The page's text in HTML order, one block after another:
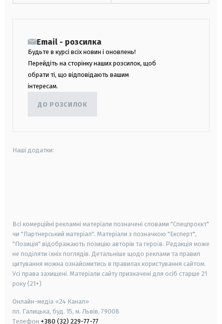
Email - розсилка
Будьте в курсі всіх новин і оновлень!
Перейдіть на сторінку наших розсилок, щоб
обрати ті, що відповідають вашим
інтересам.
ДО РОЗСИЛОК
Наші додатки:
Всі комерційні рекламні матеріали позначені словами "Спецпроєкт"
чи "Партнерський матеріал". Матеріали з позначкою "Експерт",
"Позиція" відображають позицію авторів та героїв. Редакція може
не поділяти їхніх поглядів. Детальніше щодо реклами та правил
цитування можна ознайомитись в правилах користування сайтом.
Усі права захищені. Матеріали сайту призначені для осіб старше 21
року (21+)
Онлайн-медіа «24 Канал»
пл. Галицька, буд. 15, м. Львів, 79008
Телефон +380 (32) 229-77-77